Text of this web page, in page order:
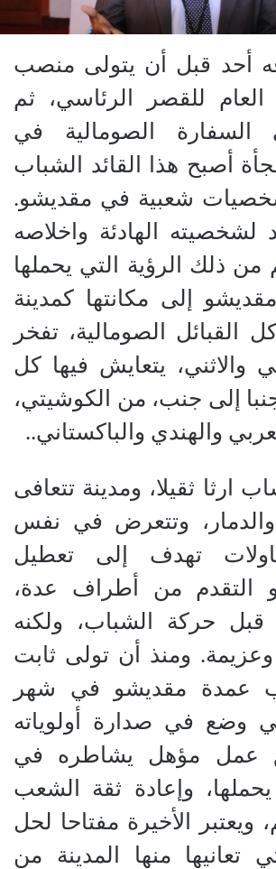
أحد قبل أن يتولى منصب
العام للقصر الرئاسي، ثم
الصومالية في
أصبح هذا القائد الشباب
شعبية في مقديشو.
لشخصيته الهادئة واخلاصه
من ذلك الرؤية التي يحملها
إلى مكانتها كمدينة
القبائل الصومالية، تفخر
والاثني، يتعايش فيها كل
إلى جنب، من الكوشيتي،
والهندي والباكستاني..
ارثا ثقيلا، ومدينة تتعافى
وتتعرض في نفس
تهدف إلى تعطيل
التقدم من أطراف عدة،
حركة الشباب، ولكنه
وعزيمة. ومنذ أن تولى ثابت
عمدة مقديشو في شهر
وضع في صدارة أولوياته
عمل مؤهل يشاطره في
يحملها، وإعادة ثقة الشعب
الأخيرة مفتاحا لحل
تعانيها منها المدينة من